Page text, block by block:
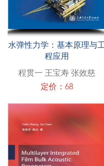
水弹性力学：基本原理与
程应用
程贯一 王宝寿 张效慈
定价：68